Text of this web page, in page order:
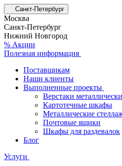
Санкт-Петербург
Москва
Санкт-Петербург
Нижний Новгород
% Акции
Полезная информация
Поставщикам
Наши клиенты
Выполненные проекты
Верстаки
Картотечные шкафы
Металлические
Почтовые ящики
Шкафы для раздевалок
Блог
Услуги